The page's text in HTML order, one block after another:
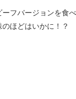
フバージョンを食べ
ほどはいかに！？